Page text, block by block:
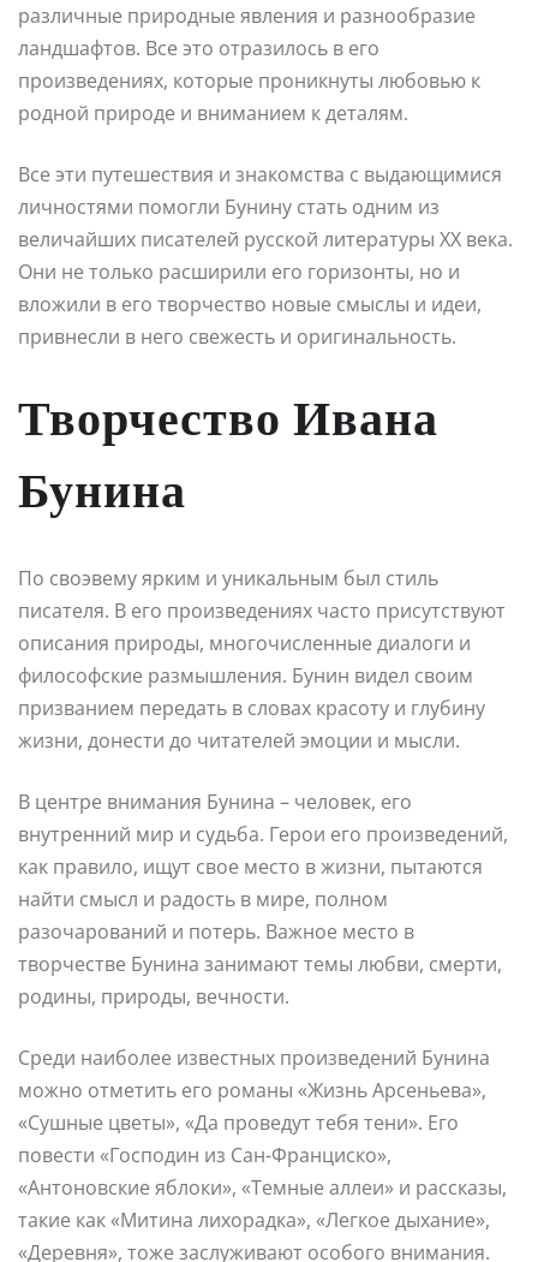
различные природные явления и разнообразие
ландшафтов. Все это отразилось в его
произведениях, которые проникнуты любовью к
родной природе и вниманием к деталям.
Все эти путешествия и знакомства с выдающимися
личностями помогли Бунину стать одним из
величайших писателей русской литературы XX века.
Они не только расширили его горизонты, но и
вложили в его творчество новые смыслы и идеи,
привнесли в него свежесть и оригинальность.
Творчество Ивана
Бунина
По своэвему ярким и уникальным был стиль
писателя. В его произведениях часто присутствуют
описания природы, многочисленные диалоги и
философские размышления. Бунин видел своим
призванием передать в словах красоту и глубину
жизни, донести до читателей эмоции и мысли.
В центре внимания Бунина – человек, его
внутренний мир и судьба. Герои его произведений,
как правило, ищут свое место в жизни, пытаются
найти смысл и радость в мире, полном
разочарований и потерь. Важное место в
творчестве Бунина занимают темы любви, смерти,
родины, природы, вечности.
Среди наиболее известных произведений Бунина
можно отметить его романы «Жизнь Арсеньева»,
«Сушные цветы», «Да проведут тебя тени». Его
повести «Господин из Сан-Франциско»,
«Антоновские яблоки», «Темные аллеи» и рассказы,
такие как «Митина лихорадка», «Легкое дыхание»,
«Деревня», тоже заслуживают особого внимания.